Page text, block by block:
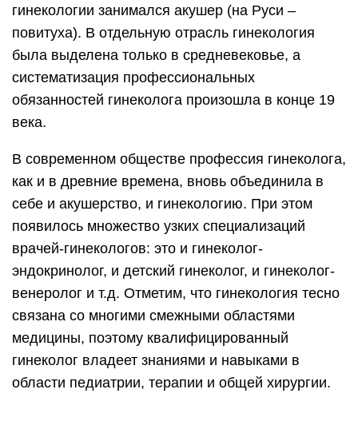
гинекологии занимался акушер (на Руси –
повитуха). В отдельную отрасль гинекология
была выделена только в средневековье, а
систематизация профессиональных
обязанностей гинеколога произошла в конце 19
века.
В современном обществе профессия гинеколога,
как и в древние времена, вновь объединила в
себе и акушерство, и гинекологию. При этом
появилось множество узких специализаций
врачей-гинекологов: это и гинеколог-
эндокринолог, и детский гинеколог, и гинеколог-
венеролог и т.д. Отметим, что гинекология тесно
связана со многими смежными областями
медицины, поэтому квалифицированный
гинеколог владеет знаниями и навыками в
области педиатрии, терапии и общей хирургии.